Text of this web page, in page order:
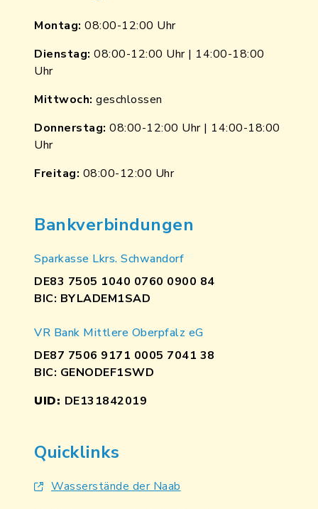
Montag: 08:00-12:00 Uhr
Dienstag: 08:00-12:00 Uhr | 14:00-18:00
Uhr
Mittwoch: geschlossen
Donnerstag: 08:00-12:00 Uhr | 14:00-18:00
Uhr
Freitag: 08:00-12:00 Uhr
Bankverbindungen
Sparkasse Lkrs. Schwandorf
DE83 7505 1040 0760 0900 84
BIC: BYLADEM1SAD
VR Bank Mittlere Oberpfalz eG
DE87 7506 9171 0005 7041 38
BIC: GENODEF1SWD
UID: DE131842019
Quicklinks
Wasserstände der Naab